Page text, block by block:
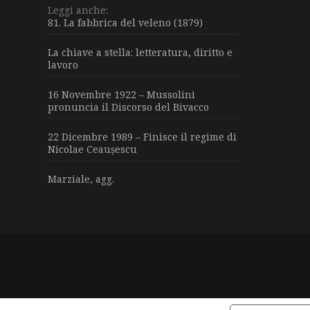
Leggi anche:
81. La fabbrica del veleno (1879)
La chiave a stella: letteratura, diritto e
lavoro
16 Novembre 1922 – Mussolini
pronuncia il Discorso del Bivacco
22 Dicembre 1989 – Finisce il regime di
Nicolae Ceaușescu
Marziale, agg.